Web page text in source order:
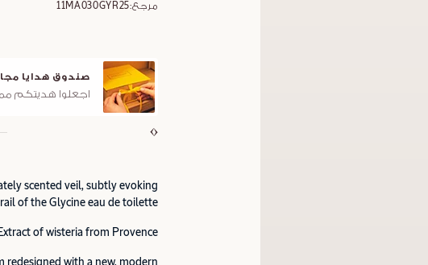
مرجع:11MA030GYR25
صندوق هدايا
اجعلوا هديتكم
scented veil, subtly evoking
of the Glycine eau de toilette.
of wisteria from Provence.
redesigned with a new, modern